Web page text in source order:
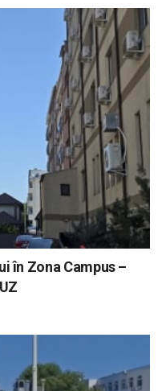
în Zona Campus –